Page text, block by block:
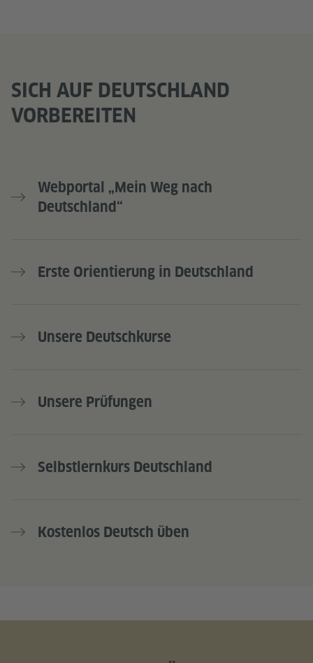
SICH AUF DEUTSCHLAND
VORBEREITEN
Webportal „Mein Weg nach
Deutschland“
Erste Orientierung in Deutschland
Unsere Deutschkurse
Unsere Prüfungen
Selbstlernkurs Deutschland
Kostenlos Deutsch üben